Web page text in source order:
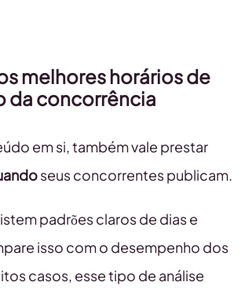
melhores horários de
da concorrência
em si, também vale prestar
seus concorrentes publicam.
padrões claros de dias e
isso com o desempenho dos
casos, esse tipo de análise